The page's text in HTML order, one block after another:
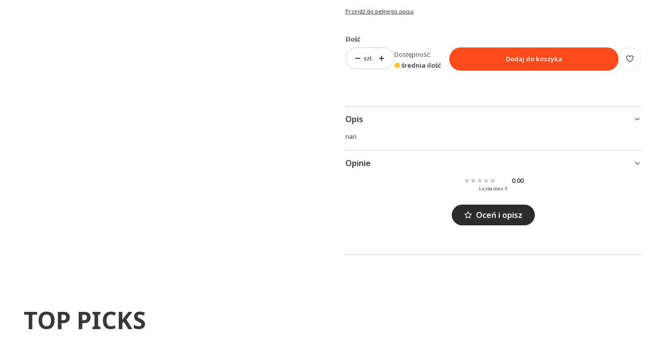
Przejdź do pełnego opisu
Ilość
szt.
Dostępność:
średnia ilość
Dodaj do koszyka
Opis
nan
Opinie
0.00
Liczba ocen: 0
Oceń i opisz
TOP PICKS